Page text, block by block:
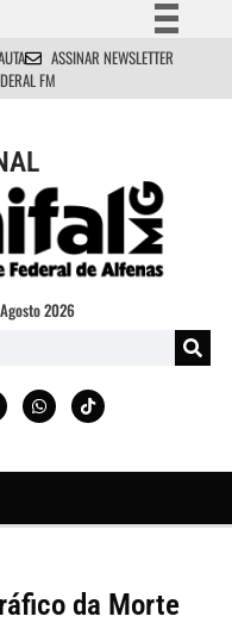
Simplifique!
Comunica BR
Acesso à informação
Legislação
Canais
ASSINAR NEWSLETTER
FM
2026
da Morte